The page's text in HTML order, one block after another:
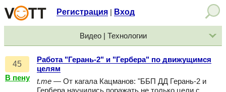
Регистрация Вход
Видео | Технологии
45
В пену
Работа "Герань-2" и "Гербера" по движущимся
целям
t.me — От кагала Кацманов: "ББП ДД Герань-2 и